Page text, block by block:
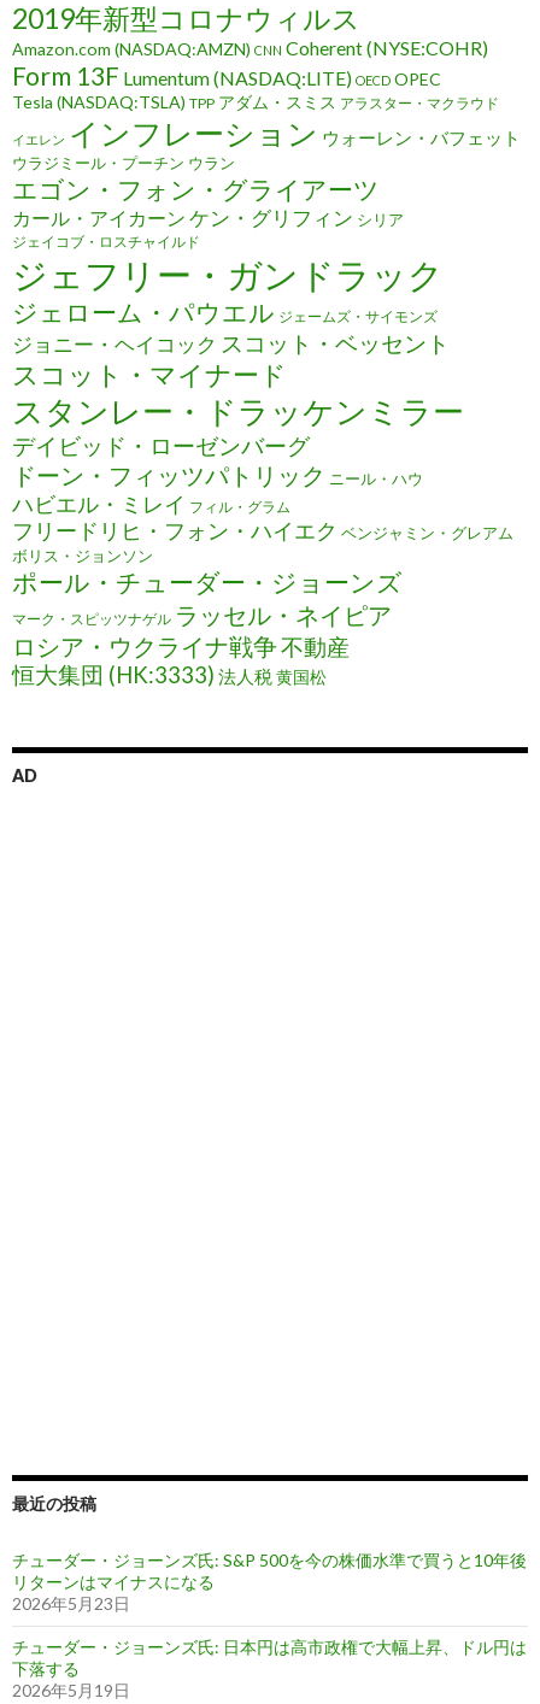
2019年新型コロナウィルス
Amazon.com (NASDAQ:AMZN) CNN Coherent (NYSE:COHR)
Form 13F Lumentum (NASDAQ:LITE) OECD OPEC
Tesla (NASDAQ:TSLA) TPP アダム・スミス アラスター・マクラウド
イエレン インフレーション ウォーレン・バフェット
ウラジミール・プーチン ウラン
エゴン・フォン・グライアーツ
カール・アイカーン ケン・グリフィン シリア
ジェイコブ・ロスチャイルド
ジェフリー・ガンドラック
ジェローム・パウエル ジェームズ・サイモンズ
ジョニー・ヘイコック スコット・ベッセント
スコット・マイナード
スタンレー・ドラッケンミラー
デイビッド・ローゼンバーグ
ドーン・フィッツパトリック ニール・ハウ
ハビエル・ミレイ フィル・グラム
フリードリヒ・フォン・ハイエク ベンジャミン・グレアム
ボリス・ジョンソン
ポール・チューダー・ジョーンズ
マーク・スピッツナゲル ラッセル・ネイピア
ロシア・ウクライナ戦争不動産
恒大集団 (HK:3333) 法人税黄国松
AD
最近の投稿
チューダー・ジョーンズ氏: S&P 500を今の株価水準で買うと10年後
リターンはマイナスになる
2026年5月23日
チューダー・ジョーンズ氏: 日本円は高市政権で大幅上昇、ドル円は
下落する
2026年5月19日